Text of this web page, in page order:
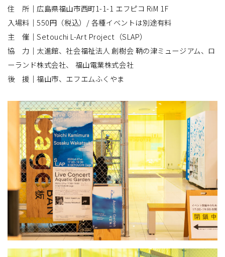
住 所｜広島県福山市西町1-1-1 エフピコ RiM 1F
入場料｜550円（税込）/ 各種イベントは別途有料
主 催｜Setouchi L-Art Project（SLAP）
協 力｜太進館、社会福祉法人 創樹会 鞆の津ミュージアム、ロ
ーランド株式会社、 福山電業株式会社
後 援｜福山市、エフエムふくやま